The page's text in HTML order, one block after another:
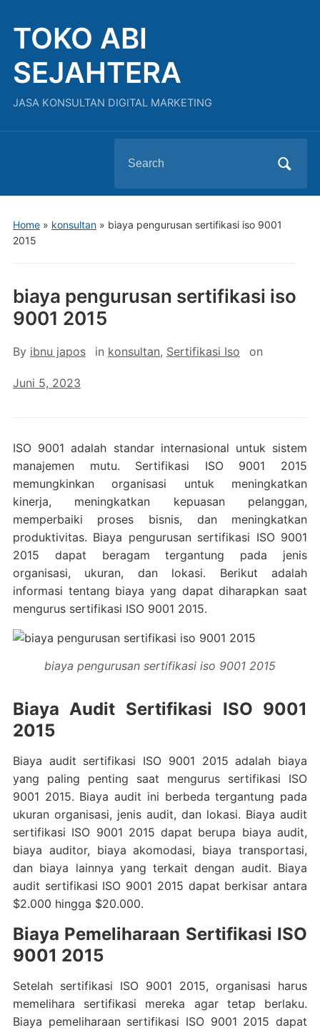
TOKO ABI
SEJAHTERA
JASA KONSULTAN DIGITAL MARKETING
for:
Home» konsultan» biaya pengurusan sertifikasi iso 9001
2015
biaya pengurusan sertifikasi iso
9001 2015
By ibnu japos in konsultan, Sertifikasi Iso on
Juni 5, 2023
ISO 9001 adalah standar internasional untuk sistem
manajemen mutu. Sertifikasi ISO 9001 2015
memungkinkan organisasi untuk meningkatkan
kinerja, meningkatkan kepuasan pelanggan,
memperbaiki proses bisnis, dan meningkatkan
produktivitas. Biaya pengurusan sertifikasi ISO 9001
2015 dapat beragam tergantung pada jenis
organisasi, ukuran, dan lokasi. Berikut adalah
informasi tentang biaya yang dapat diharapkan saat
mengurus sertifikasi ISO 9001 2015.
biaya pengurusan sertifikasi iso 9001 2015
Biaya Audit Sertifikasi ISO 9001
2015
Biaya audit sertifikasi ISO 9001 2015 adalah biaya
yang paling penting saat mengurus sertifikasi ISO
9001 2015. Biaya audit ini berbeda tergantung pada
ukuran organisasi, jenis audit, dan lokasi. Biaya audit
sertifikasi ISO 9001 2015 dapat berupa biaya audit,
biaya auditor, biaya akomodasi, biaya transportasi,
dan biaya lainnya yang terkait dengan audit. Biaya
audit sertifikasi ISO 9001 2015 dapat berkisar antara
$2.000 hingga $20.000.
Biaya Pemeliharaan Sertifikasi ISO
9001 2015
Setelah sertifikasi ISO 9001 2015, organisasi harus
memelihara sertifikasi mereka agar tetap berlaku.
Biaya pemeliharaan sertifikasi ISO 9001 2015 dapat